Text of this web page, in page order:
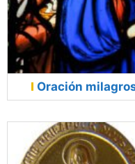
Oración